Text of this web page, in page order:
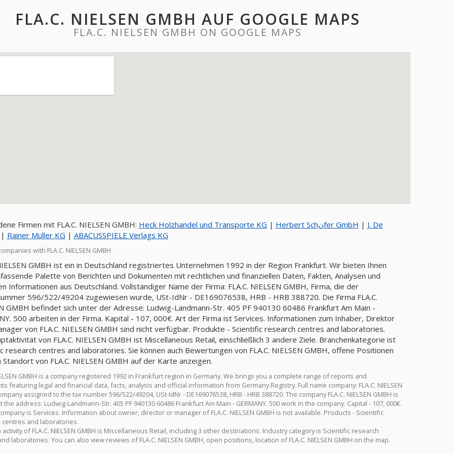
FLA.C. NIELSEN GMBH AUF GOOGLE MAPS
FLA.C. NIELSEN GMBH ON GOOGLE MAPS
Firmen mit FLA.C. NIELSEN GMBH: Heck Holzhandel und Transporte KG | Herbert Schنfer GmbH | J. De
| Rainer Müller KG | ABACUSSPIELE Verlags KG
with FLA.C. NIELSEN GMBH
GMBH ist ein in Deutschland registriertes Unternehmen 1992 in der Region Frankfurt. Wir bieten Ihnen
Palette von Berichten und Dokumenten mit rechtlichen und finanziellen Daten, Fakten, Analysen und
Informationen aus Deutschland. Vollständiger Name der Firma: FLA.C. NIELSEN GMBH, Firma, die der
596/522/49204 zugewiesen wurde, USt-IdNr - DE169076538, HRB - HRB 388720. Die Firma FLA.C.
GMBH befindet sich unter der Adresse: Ludwig-Landmann-Str. 405 PF 940130 60486 Frankfurt Am Main -
500 arbeiten in der Firma. Kapital - 107, 000€. Art der Firma ist Services. Informationen zum Inhaber, Direktor
von FLA.C. NIELSEN GMBH sind nicht verfügbar. Produkte - Scientific research centres and laboratories.
von FLA.C. NIELSEN GMBH ist Miscellaneous Retail, einschließlich 3 andere Ziele. Branchenkategorie ist
research centres and laboratories. Sie können auch Bewertungen von FLA.C. NIELSEN GMBH, offene Positionen
Standort von FLA.C. NIELSEN GMBH auf der Karte anzeigen.
GMBH is a company registered 1992 in Frankfurt region in Germany. We brings you a complete range of reports and
featuring legal and financial data, facts, analysis and official information from Germany Registry. Full name company: FLA.C. NIELSEN
assigned to the tax number 596/522/49204, USt-IdNr - DE169076538, HRB - HRB 388720. The company FLA.C. NIELSEN GMBH is
the address: Ludwig-Landmann-Str. 405 PF 940130 60486 Frankfurt Am Main - GERMANY. 500 work in the company. Capital - 107, 000€.
is Services. Information about owner, director or manager of FLA.C. NIELSEN GMBH is not available. Products - Scientific
centres and laboratories.
activity of FLA.C. NIELSEN GMBH is Miscellaneous Retail, including 3 other destinations. Industry category is Scientific research
laboratories. You can also view reviews of FLA.C. NIELSEN GMBH, open positions, location of FLA.C. NIELSEN GMBH on the map.